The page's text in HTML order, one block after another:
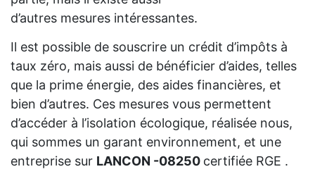
d’autres mesures intéressantes.
Il est possible de souscrire un crédit d’impôts à
taux zéro, mais aussi de bénéficier d’aides, telles
que la prime énergie, des aides financières, et
bien d’autres. Ces mesures vous permettent
d’accéder à l’isolation écologique, réalisée nous,
qui sommes un garant environnement, et une
entreprise sur LANCON -08250 certifiée RGE .